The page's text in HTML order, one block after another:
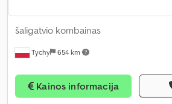
Tychy 654 km
šaligatvio kombainas
Kainos informacija